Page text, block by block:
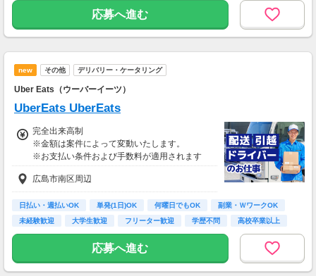
応募へ進む
new その他 デリバリー・ケータリング
Uber Eats（ウーバーイーツ）
UberEats UberEats
完全出来高制
※金額は案件によって変動いたします。
※お支払い条件および手数料が適用されます
広島市南区周辺
日払い・週払いOK 単発(1日)OK 何曜日でもOK
副業・ＷワークOK
未経験歓迎
大学生歓迎 フリーター歓迎 学歴不問 高校卒業以上
応募へ進む